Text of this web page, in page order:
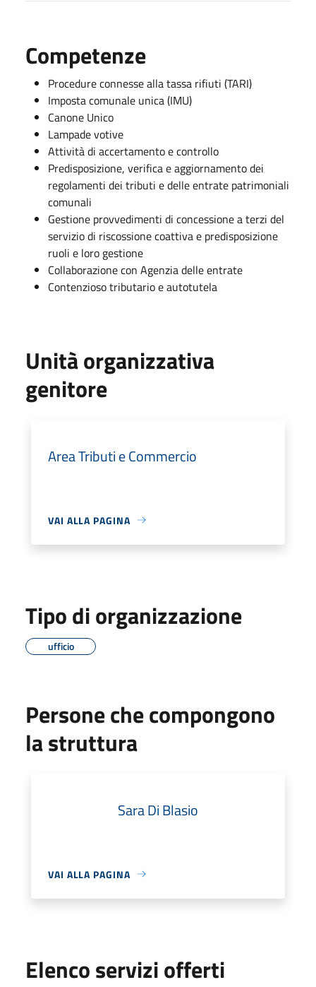
Competenze
Procedure connesse alla tassa rifiuti (TARI)
Imposta comunale unica (IMU)
Canone Unico
Lampade votive
Attività di accertamento e controllo
Predisposizione, verifica e aggiornamento dei
regolamenti dei tributi e delle entrate patrimoniali
comunali
Gestione provvedimenti di concessione a terzi del
servizio di riscossione coattiva e predisposizione
ruoli e loro gestione
Collaborazione con Agenzia delle entrate
Contenzioso tributario e autotutela
Unità organizzativa
genitore
Area Tributi e Commercio
VAI ALLA PAGINA
Tipo di organizzazione
ufficio
Persone che compongono
la struttura
Sara Di Blasio
VAI ALLA PAGINA
Elenco servizi offerti